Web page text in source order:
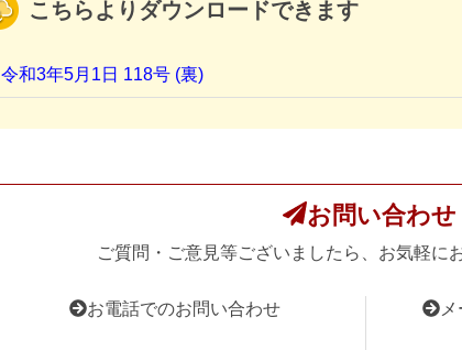
こちらよりダウンロードできます
令和3年5月1日 118号 (裏)
お問い合わせ
ご質問・ご意見等ございましたら、お気軽に
お電話でのお問い合わせ